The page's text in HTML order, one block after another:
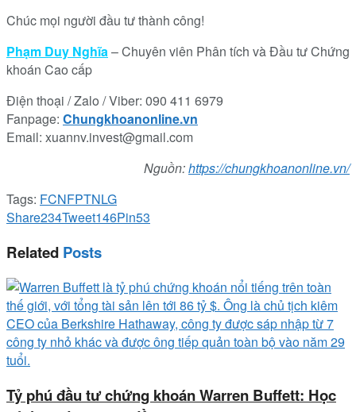
Chúc mọi người đầu tư thành công!
Phạm Duy Nghĩa– Chuyên viên Phân tích và Đầu tư Chứng
khoán Cao cấp
Điện thoại / Zalo /Viber: 090 411 6979
Fanpage: Chungkhoanonline.vn
Email: xuannv.invest@gmail.com
Nguồn:https://chungkhoanonline.vn/
Tags: FCNFPTNLG
Share234Tweet146Pin53
Related Posts
Tỷ phú đầu tư chứng khoán Warren Buffett: Học